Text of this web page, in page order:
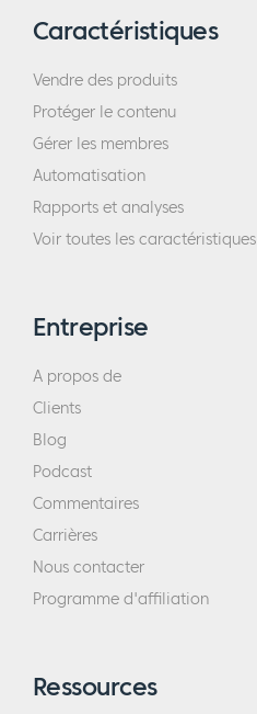
Caractéristiques
Vendre des produits
Protéger le contenu
Gérer les membres
Automatisation
Rapports et analyses
Voir toutes les caractéristiques
Entreprise
A propos de
Clients
Blog
Podcast
Commentaires
Carrières
Nous contacter
Programme d'affiliation
Ressources